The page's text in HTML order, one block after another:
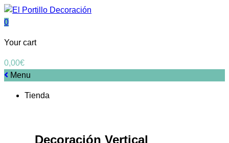
0
Your cart
0,00€
Menu
Tienda
Decoración Vertical